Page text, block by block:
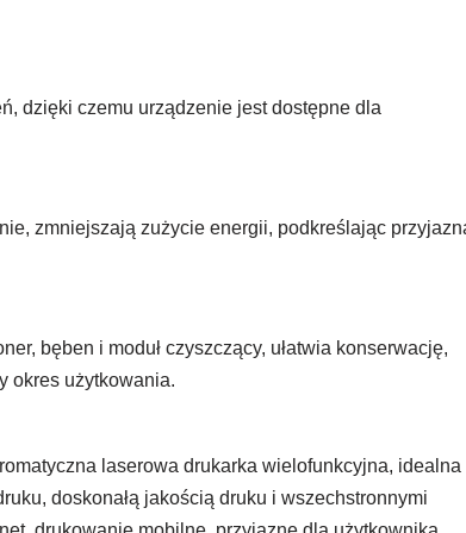
dzięki czemu urządzenie jest dostępne dla
zmniejszają zużycie energii, podkreślając
bęben i moduł czyszczący, ułatwia konserwację,
okres użytkowania.
laserowa drukarka wielofunkcyjna, idealna
doskonałą jakością druku i wszechstronnymi